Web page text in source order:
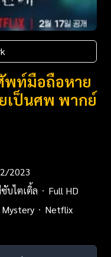
พท์มือถือหาย
เป็นศพ พากย์
2023
บไตเติ้ล
Full HD
Mystery
Netflix